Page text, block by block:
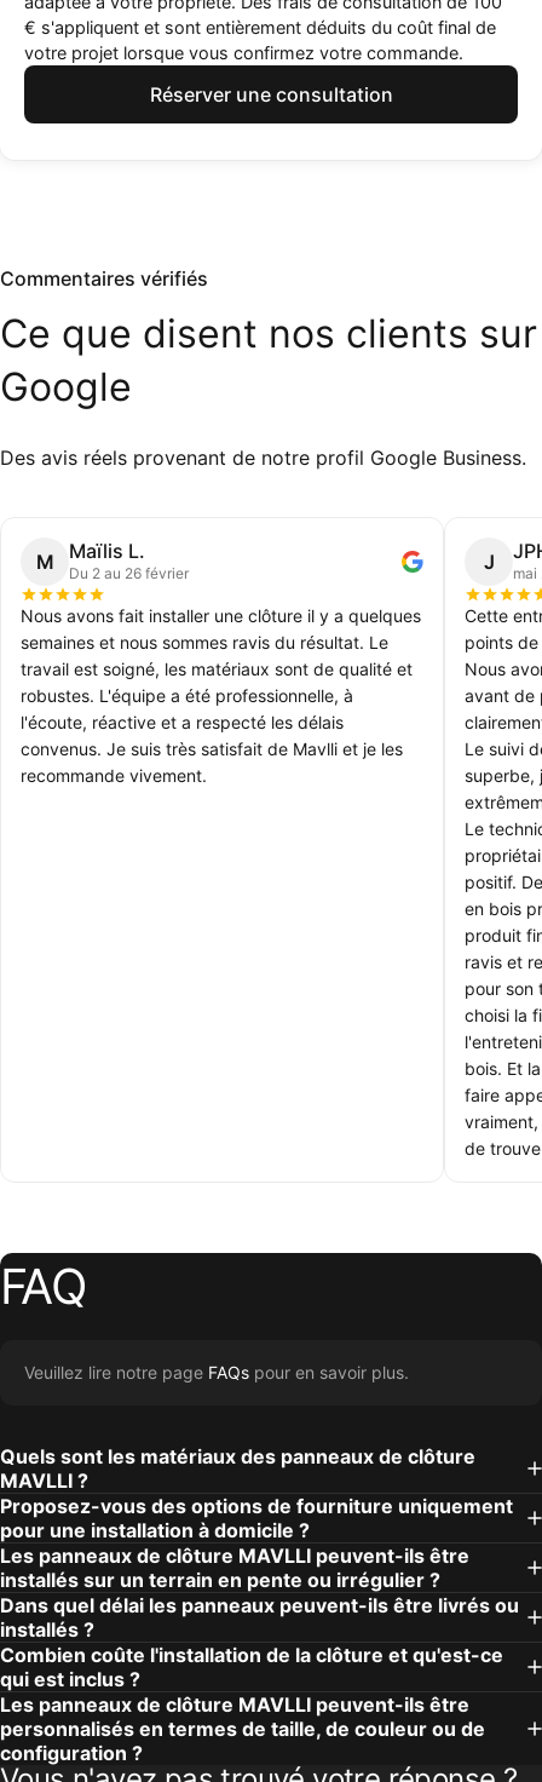
€ s'appliquent et sont entièrement déduits du coût final de
votre projet lorsque vous confirmez votre commande.
Réserver une consultation
Commentaires vérifiés
Ce que disent nos clients sur
Google
Des avis réels provenant de notre profil Google Business.
M Maïlis L.
Du 2 au 26 février
Nous avons fait installer une clôture il y a quelques
semaines et nous sommes ravis du résultat. Le
travail est soigné, les matériaux sont de qualité et
robustes. L'équipe a été professionnelle, à
l'écoute, réactive et a respecté les délais
convenus. Je suis très satisfait de Mavlli et je les
recommande vivement.
J mai
Cette
points
Nous
avant de
Le suivi
superbe,
Le
positif.
en bois
produit
ravis et
pour son
choisi la
bois. Et
faire
de
FAQ
Veuillez lire notre page FAQs pour en savoir plus.
Quels sont les matériaux des panneaux de clôture
MAVLLI ?
Proposez-vous des options de fourniture uniquement
pour une installation à domicile ?
Les panneaux de clôture MAVLLI peuvent-ils être
installés sur un terrain en pente ou irrégulier ?
Dans quel délai les panneaux peuvent-ils être livrés ou
installés ?
Combien coûte l'installation de la clôture et qu'est-ce
qui est inclus ?
Les panneaux de clôture MAVLLI peuvent-ils être
personnalisés en termes de taille, de couleur ou de
configuration ?